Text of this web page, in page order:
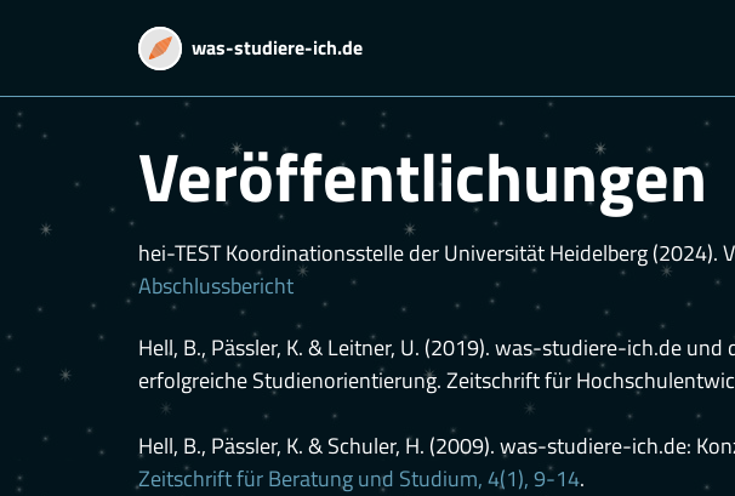
was-studiere-ich.de
Veröffentlichungen
hei-TEST Koordinationsstelle der Universität Heidelberg
Abschlussbericht
Hell, B., Pässler, K. & Leitner, U. (2019). was-studiere-ich.de
erfolgreiche Studienorientierung. Zeitschrift für
Hell, B., Pässler, K. & Schuler, H. (2009). was-studiere-ich.de:
Zeitschrift für Beratung und Studium, 4(1), 9-14.